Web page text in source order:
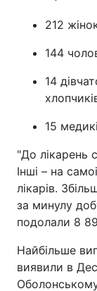
212
144
14
15
"До лікарень
Інші – на
лікарів.
за минулу
подолали 8
Найбільше
виявили в